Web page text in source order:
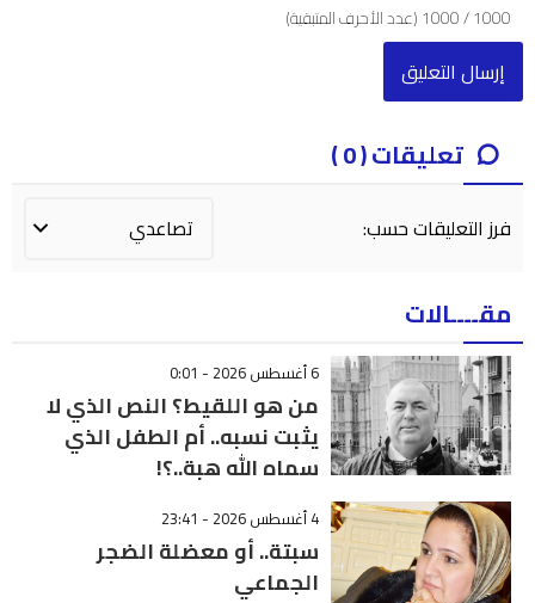
1000
/
1000(عدد الأحرف المتبقية)
تعليقات ( 0 )
فرز التعليقات حسب:
مقــــالات
6 أغسطس 2026 - 0:01
من هو اللقيط؟ النص الذي لا
يثبت نسبه.. أم الطفل الذي
سماه الله هبة..؟!
4 أغسطس 2026 - 23:41
سبتة.. أو معضلة الضجر
الجماعي